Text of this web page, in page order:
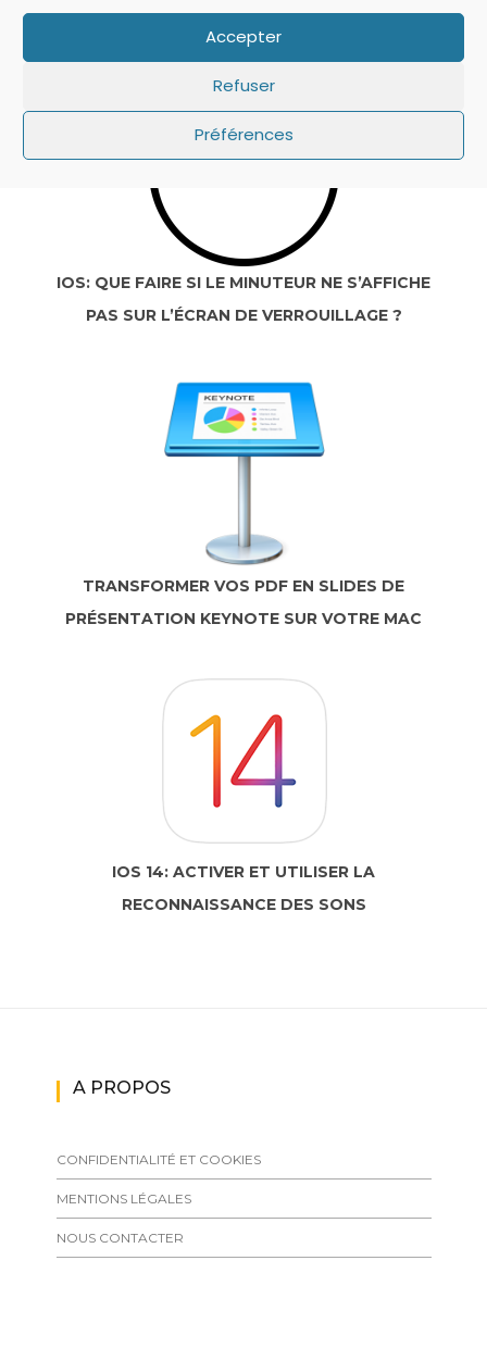
Accepter
Refuser
Préférences
SECRET QUI A ÉCHAPPÉ À TOUT LE MONDE !
IOS: QUE FAIRE SI LE MINUTEUR NE S’AFFICHE
PAS SUR L’ÉCRAN DE VERROUILLAGE ?
TRANSFORMER VOS PDF EN SLIDES DE
PRÉSENTATION KEYNOTE SUR VOTRE MAC
IOS 14: ACTIVER ET UTILISER LA
RECONNAISSANCE DES SONS
A PROPOS
CONFIDENTIALITÉ ET COOKIES
MENTIONS LÉGALES
NOUS CONTACTER